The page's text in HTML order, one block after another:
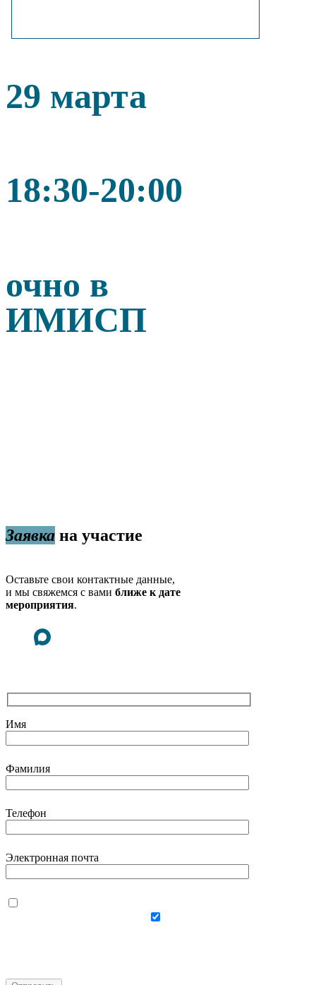
29 марта
18:30-20:00
очно в
ИМИСП
Заявка на участие
Оставьте свои контактные данные,
и мы свяжемся с вами ближе к дате
мероприятия.
Имя
Фамилия
Телефон
Электронная почта